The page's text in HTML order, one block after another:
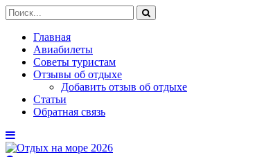
Главная
Авиабилеты
Советы туристам
Отзывы об отдыхе
Добавить отзыв об отдыхе
Статьи
Обратная связь